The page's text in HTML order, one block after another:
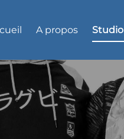
A propos Studio